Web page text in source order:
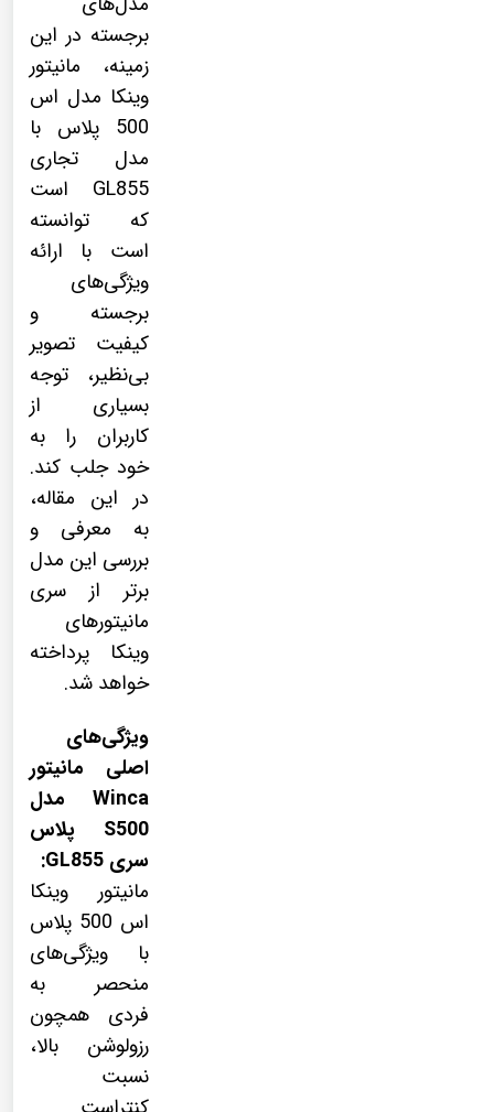
برجسته در این
زمینه، مانیتور
وینکا مدل اس
500 پلاس با
مدل تجاری
GL855 است
که توانسته
است با ارائه
ویژگی‌های
برجسته و
کیفیت تصویر
بی‌نظیر، توجه
بسیاری از
کاربران را به
خود جلب کند.
در این مقاله،
به معرفی و
بررسی این مدل
برتر از سری
مانیتورهای
وینکا پرداخته
خواهد شد.
ویژگی‌های
اصلی مانیتور
Winca مدل
S500 پلاس
سری GL855:
مانیتور وینکا
اس 500 پلاس
با ویژگی‌های
منحصر به
فردی همچون
رزولوشن بالا،
نسبت